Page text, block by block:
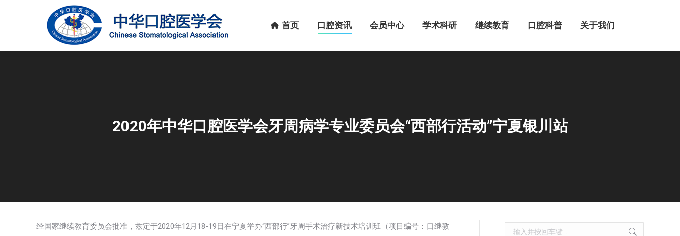
首页 口腔资讯 会员中心 学术科研 继续教育 口腔科普 关于我们
2020年中华口腔医学会牙周病学专业委员会“西部行活动”宁夏银川站
经国家继续教育委员会批准，兹定于2020年12月18-19日在宁夏举办“西部行”牙周手术治疗新技术培训班（项目编号：口继教
Search: